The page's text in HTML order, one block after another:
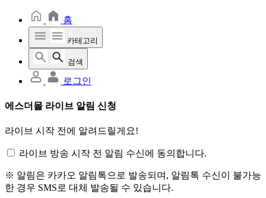
홈
카테고리
검색
로그인
에스더몰 라이브 알림 신청
라이브 시작 전에 알려드릴게요!
라이브 방송 시작 전 알림 수신에 동의합니다.
※ 알림은 카카오 알림톡으로 발송되며, 알림톡 수신이 불가능
한 경우 SMS로 대체 발송될 수 있습니다.